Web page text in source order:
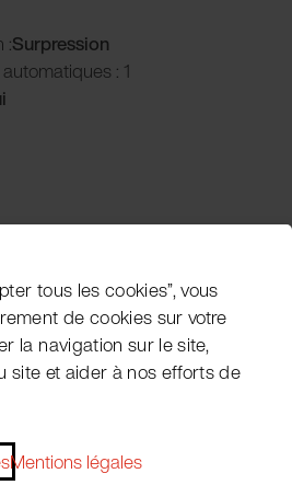
:Surpression
: 1
updated on news, event
tous les cookies”, vous
de cookies sur votre
la navigation sur le site,
site et aider à nos efforts de
Mentions légales